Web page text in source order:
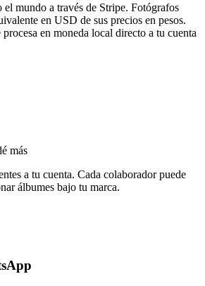
el mundo a través de Stripe. Fotógrafos
en USD de sus precios en pesos.
en moneda local directo a tu cuenta
más
a tu cuenta. Cada colaborador puede
álbumes bajo tu marca.